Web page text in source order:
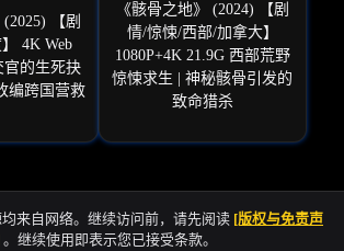
(2025) 【剧
4K Web
官的生死抉
编跨国营救
《骸骨之地》 (2024) 【剧
情/惊悚/西部/加拿大】
1080P+4K 21.9G 西部荒野
惊悚求生 | 神秘骸骨引发的
致命猎杀
来自网络。继续访问前，请先阅读 [版权与免责声
。继续使用即表示您已接受条款。